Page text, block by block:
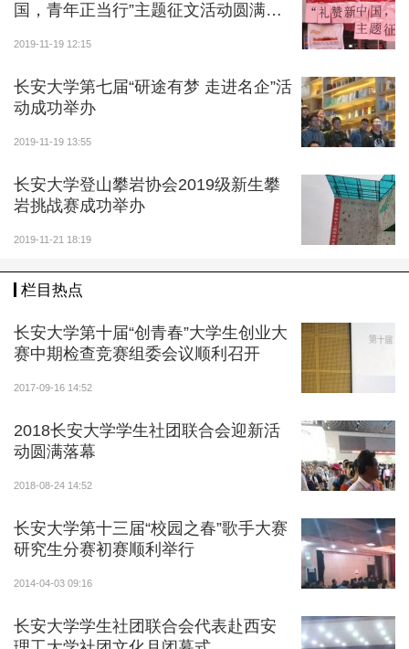
秘书处副秘书长现场答疑
现场干部提问
（供稿：李昌亭 供图：姚炳光 审核：徐丹 上传：
刘园园）
国，青年正当行”主题征文活动圆满结
2019-11-19 12:15
长安大学第七届“研途有梦 走进名企”活
动成功举办
2019-11-19 13:55
长安大学登山攀岩协会2019级新生攀
岩挑战赛成功举办
2019-11-21 18:19
栏目热点
长安大学第十届“创青春”大学生创业大
赛中期检查竞赛组委会议顺利召开
2017-09-16 14:52
2018长安大学学生社团联合会迎新活
动圆满落幕
2018-08-24 14:52
长安大学第十三届“校园之春”歌手大赛
研究生分赛初赛顺利举行
2014-04-03 09:16
长安大学学生社团联合会代表赴西安